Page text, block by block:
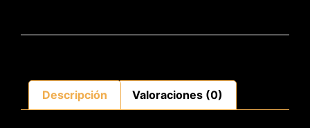
Descripción Valoraciones (0)